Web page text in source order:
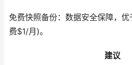
免费快照备份：数据安全保障，
费$1/月)。
建议